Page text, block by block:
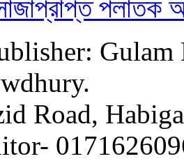
পলাতক
Gulam
Road,